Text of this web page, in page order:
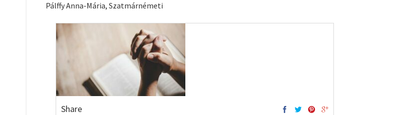
Pálffy Anna-Mária, Szatmárnémeti
Share